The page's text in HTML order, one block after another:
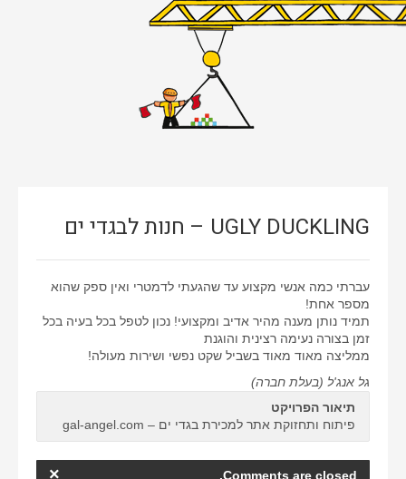
אנימציה
דפי נחיתה
ווידאו
חיתוך PSD ל-HTML
חנות ווירטואלית
ממשק משתמש
עיצוב אתרים
UGLY DUCKLING – חנות לבגדי ים
עברתי כמה אנשי מקצוע עד שהגעתי לדמטרי ואין ספק שהוא
מספר אחת!
תמיד נותן מענה מהיר אדיב ומקצועי! נכון לטפל בכל בעיה בכל
זמן בצורה נעימה רצינית והוגנת
ממליצה מאוד מאוד בשביל שקט נפשי ושירות מעולה!
גל אנג'ל (בעלת חברה)
תיאור הפרויקט
פיתוח ותחזוקת אתר למכירת בגדי ים – gal-angel.com
× Comments are closed.